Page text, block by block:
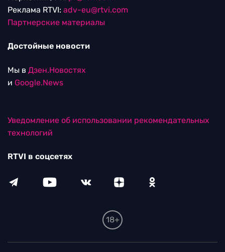
Реклама RTVI: adv-eu@rtvi.com
Партнерские материалы
Достойные новости
Мы в Дзен.Новостях
и Google.News
Уведомление об использовании рекомендательных
технологий
RTVI в соцсетях
18+